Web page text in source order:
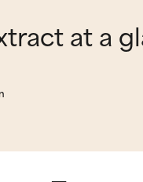
at a